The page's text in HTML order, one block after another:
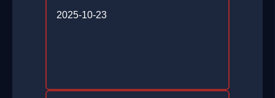
2025-10-23